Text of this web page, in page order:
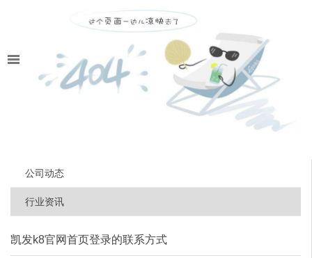
公司动态
行业资讯
凯发k8官网首页登录的联系方式